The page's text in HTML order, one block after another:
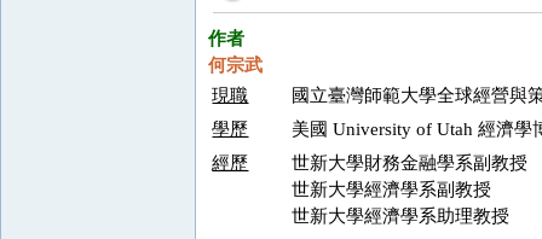
作者
何宗武
現職
國立臺灣師範大學全球經營與
學歷
美國 University of Utah 經濟學
經歷
世新大學財務金融學系副教授
世新大學經濟學系副教授
世新大學經濟學系助理教授